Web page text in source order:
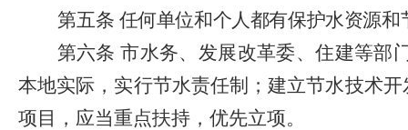
第五条 任何单位和个人都有保护水资源和
第六条 市水务、发展改革委、住建等部
本地实际，实行节水责任制；建立节水技术
项目，应当重点扶持，优先立项。